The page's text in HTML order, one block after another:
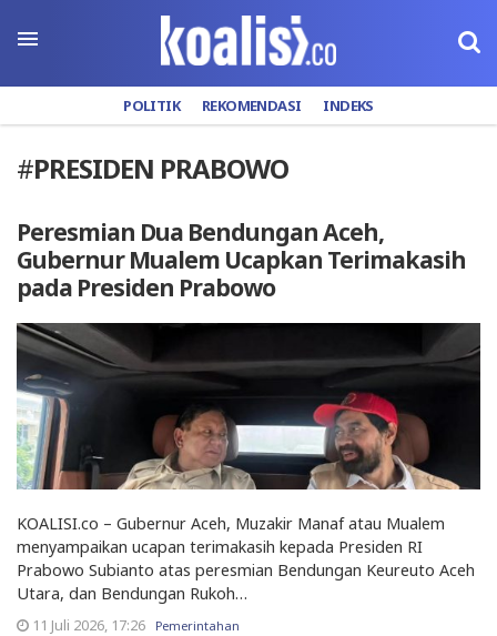
POLITIK REKOMENDASI INDEKS
#PRESIDEN PRABOWO
Peresmian Dua Bendungan Aceh,
Gubernur Mualem Ucapkan Terimakasih
pada Presiden Prabowo
KOALISI.co – Gubernur Aceh, Muzakir Manaf atau Mualem
menyampaikan ucapan terimakasih kepada Presiden RI
Prabowo Subianto atas peresmian Bendungan Keureuto Aceh
Utara, dan Bendungan Rukoh…
11 Juli 2026, 17:26 Pemerintahan